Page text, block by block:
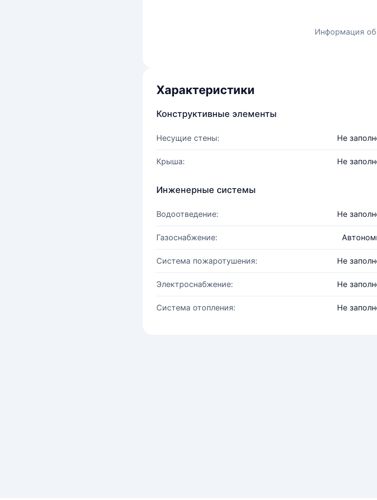
Информация об
Характеристики
Конструктивные элементы
Несущие стены: Не
Крыша: Не
Инженерные системы
Водоотведение: Не
Газоснабжение:
Система пожаротушения: Не
Электроснабжение: Не
Система отопления: Не